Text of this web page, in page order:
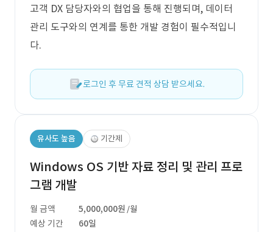
고객 DX 담당자와의 협업을 통해 진행되며, 데이터
관리 도구와의 연계를 통한 개발 경험이 필수적입니
다.
로그인 후 무료 견적 상담 받으세요.
유사도 높음 기간제
Windows OS 기반 자료 정리 및 관리 프로
그램 개발
월 금액 5,000,000원 /월
예상 기간
60일